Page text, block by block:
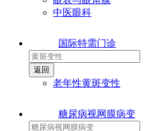
中医眼科
国际特需门诊
老年性黄斑变性
糖尿病视网膜病变